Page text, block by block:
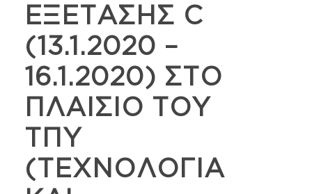
ΕΞΕΤΑΣΗΣ C
(13.1.2020 –
16.1.2020) ΣΤΟ
ΠΛΑΙΣΙΟ ΤΟΥ
ΤΠΥ
(TEXNOΛΟΓΙΑ